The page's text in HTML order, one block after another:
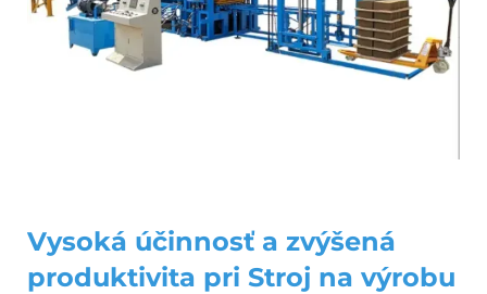
Vysoká účinnosť a zvýšená
produktivita pri Stroj na výrobu